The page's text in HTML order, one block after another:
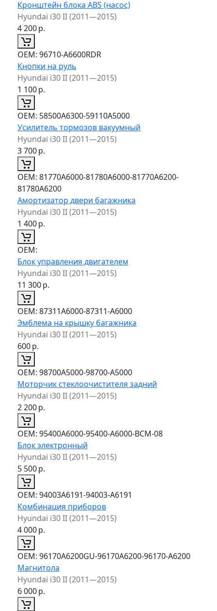
Кронштейн блока ABS (насос)
Hyundai i30 II (2011—2015)
4 200р.
ОЕМ: 96710-A6600RDR
Кнопки на руль
Hyundai i30 II (2011—2015)
1 100р.
ОЕМ: 58500A6300-59110A5000
Усилитель тормозов вакуумный
Hyundai i30 II (2011—2015)
3 700р.
ОЕМ: 81770A6000-81780A6000-81770A6200-
81780A6200
Амортизатор двери багажника
Hyundai i30 II (2011—2015)
1 400р.
ОЕМ:
Блок управления двигателем
Hyundai i30 II (2011—2015)
11 300р.
ОЕМ: 87311A6000-87311-A6000
Эмблема на крышку багажника
Hyundai i30 II (2011—2015)
600р.
ОЕМ: 98700A5000-98700-A5000
Моторчик стеклоочистителя задний
Hyundai i30 II (2011—2015)
2 200р.
ОЕМ: 95400A6000-95400-A6000-BCM-08
Блок электронный
Hyundai i30 II (2011—2015)
5 500р.
ОЕМ: 94003A6191-94003-A6191
Комбинация приборов
Hyundai i30 II (2011—2015)
4 000р.
ОЕМ: 96170A6200GU-96170A6200-96170-A6200
Магнитола
Hyundai i30 II (2011—2015)
6 000р.